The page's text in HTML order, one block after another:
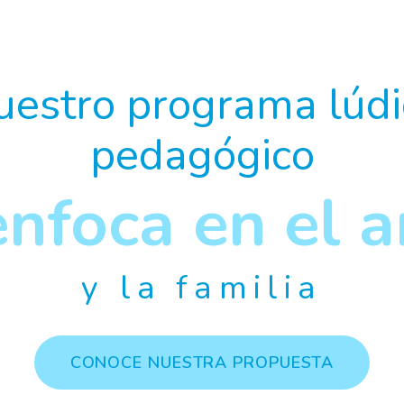
programa
pedagógico
en el
y la familia
CONOCE NUESTRA PROPUESTA